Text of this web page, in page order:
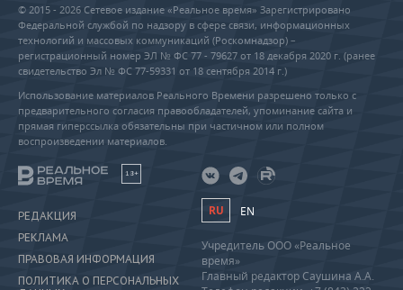
© 2015 - 2026 Сетевое издание «Реальное время» Зарегистрировано
Федеральной службой по надзору в сфере связи, информационных
технологий и массовых коммуникаций (Роскомнадзор) –
регистрационный номер ЭЛ № ФС 77 - 79627 от 18 декабря 2020 г. (ранее
свидетельство Эл № ФС 77-59331 от 18 сентября 2014 г.)
Использование материалов Реального Времени разрешено только с
предварительного согласия правообладателей, упоминание сайта и
прямая гиперссылка обязательны при частичном или полном
воспроизведении материалов.
18+
РЕДАКЦИЯ
РЕКЛАМА
ПРАВОВАЯ ИНФОРМАЦИЯ
ПОЛИТИКА О ПЕРСОНАЛЬНЫХ
RU EN
Учредитель ООО «Реальное
время»
Главный редактор Саушина А.А.